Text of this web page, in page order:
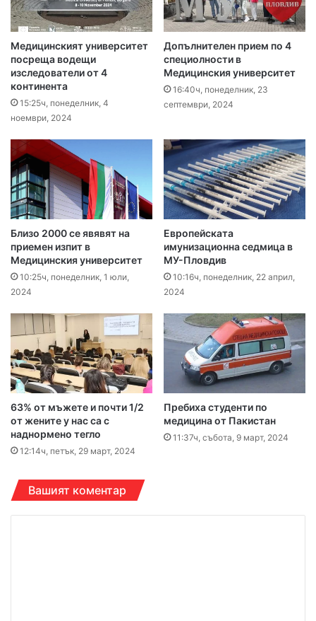
Медицинският университет
посреща водещи
изследователи от 4
континента
15:25ч, понеделник, 4
ноември, 2024
Допълнителен прием по 4
специолности в
Медицинския университет
16:40ч, понеделник, 23
септември, 2024
Близо 2000 се явявят на
приемен изпит в
Медицинския университет
10:25ч, понеделник, 1 юли,
2024
Европейската
имунизационна седмица в
МУ-Пловдив
10:16ч, понеделник, 22 април,
2024
63% от мъжете и почти 1/2
от жените у нас са с
наднормено тегло
12:14ч, петък, 29 март, 2024
Пребиха студенти по
медицина от Пакистан
11:37ч, събота, 9 март, 2024
Вашият коментар